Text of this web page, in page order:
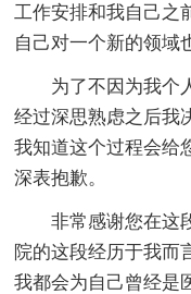
工作安排和我自己之
自己对一个新的领域
为了不因为我个人
经过深思熟虑之后我
我知道这个过程会给
深表抱歉。
非常感谢您在这段
院的这段经历于我而
我都会为自己曾经是